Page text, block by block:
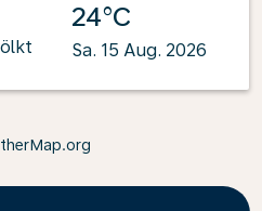
24°C
Sa. 15 Aug. 2026